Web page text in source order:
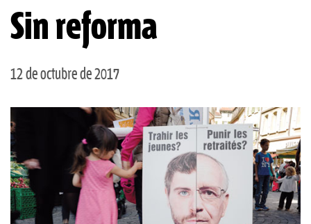
Sin reforma
12 de octubre de 2017